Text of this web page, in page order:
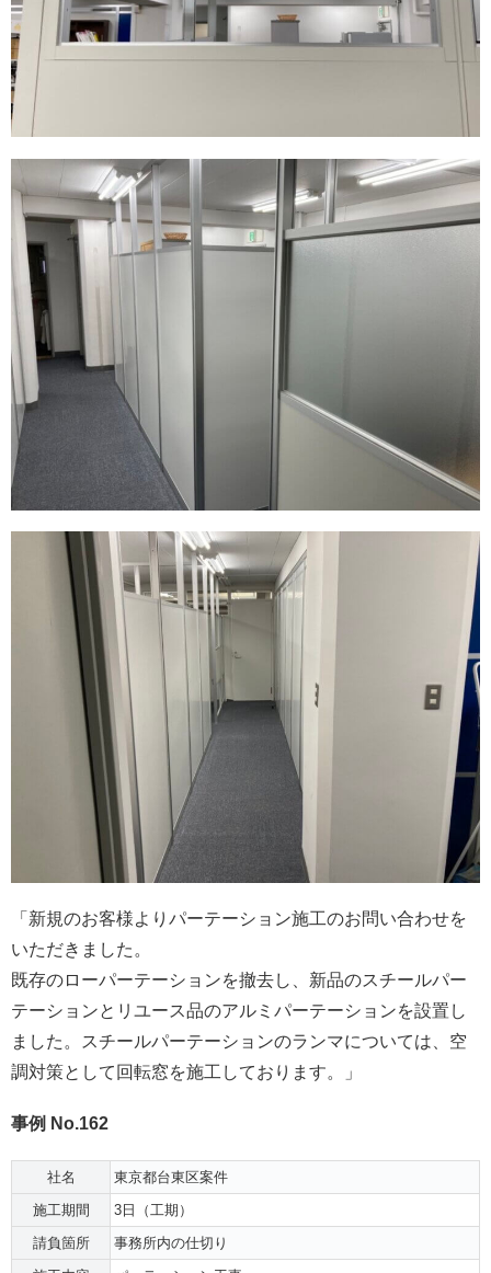
「新規のお客様よりパーテーション施工のお問い合わせを
いただきました。
既存のローパーテーションを撤去し、新品のスチールパー
テーションとリユース品のアルミパーテーションを設置し
ました。スチールパーテーションのランマについては、空
調対策として回転窓を施工しております。」
事例 No.162
社名
東京都台東区案件
施工期間
3日（工期）
請負箇所
事務所内の仕切り